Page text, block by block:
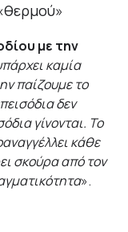
με την
καμία
παίζουμε το
δεν
γίνονται. Το
κάθε
σκούρα από τον
».